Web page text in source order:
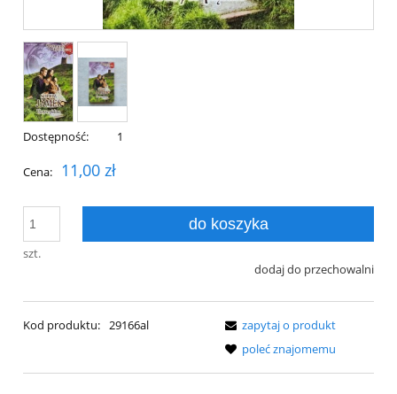
Dostępność: 1
Cena: 11,00 zł
szt.
do koszyka
dodaj do przechowalni
Kod produktu: 29166al
zapytaj o produkt
poleć znajomemu